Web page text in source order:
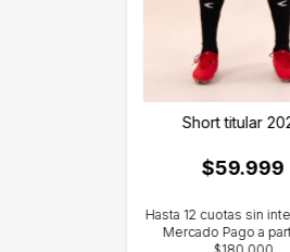
Short titular
$59.999